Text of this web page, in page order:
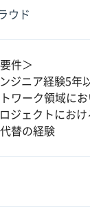
ウド
件＞
ジニア経験5年
トワーク領域に
ジェクトにお
代替の経験